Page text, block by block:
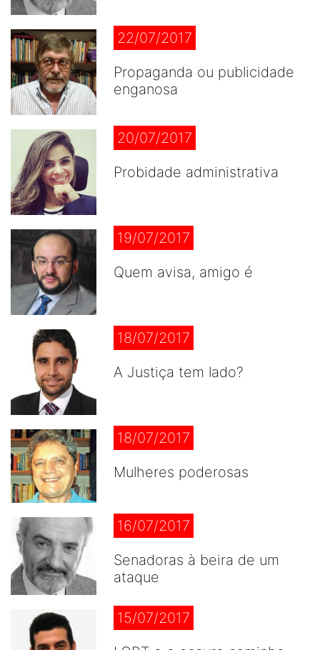
22/07/2017
Propaganda ou publicidade
enganosa
20/07/2017
Probidade administrativa
19/07/2017
Quem avisa, amigo é
18/07/2017
A Justiça tem lado?
18/07/2017
Mulheres poderosas
16/07/2017
Senadoras à beira de um
ataque
15/07/2017